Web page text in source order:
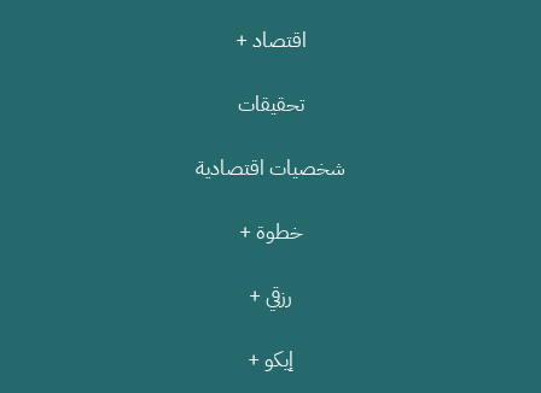
اقتصاد +
تحقيقات
شخصيات اقتصادية
خطوة +
رزقي +
إيكو +